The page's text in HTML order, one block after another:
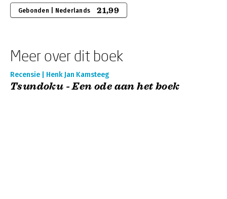
Gebonden | Nederlands 21,99
Meer over dit boek
Recensie | Henk Jan Kamsteeg
Tsundoku - Een ode aan het boek